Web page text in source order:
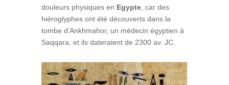
douleurs physiques en Egypte, car des
hiéroglyphes ont été découverts dans la
tombe d’Ankhmahor, un médecin égyptien à
Saqqara, et ils dateraient de 2300 av. JC.